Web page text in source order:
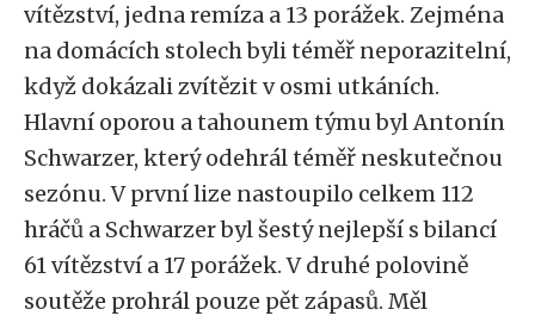
vítězství, jedna remíza a 13 porážek. Zejména
na domácích stolech byli téměř neporazitelní,
když dokázali zvítězit v osmi utkáních.
Hlavní oporou a tahounem týmu byl Antonín
Schwarzer, který odehrál téměř neskutečnou
sezónu. V první lize nastoupilo celkem 112
hráčů a Schwarzer byl šestý nejlepší s bilancí
61 vítězství a 17 porážek. V druhé polovině
soutěže prohrál pouze pět zápasů. Měl